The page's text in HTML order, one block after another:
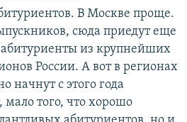
В Москве проще.
сюда приедут еще
из крупнейших
России. А вот в регионах
начнут с этого года
того, что хорошо